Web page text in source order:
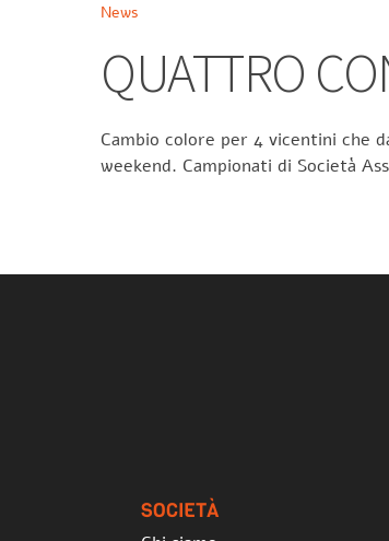
News
QUATTRO
Cambio colore per 4 vicentini che
weekend. Campionati di Società
SOCIETÀ